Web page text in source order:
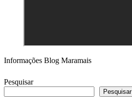
Informações Blog Maramais
Pesquisar
Pesquisar